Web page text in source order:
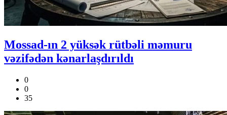
Mossad-ın 2 yüksək rütbəli məmuru
vəzifədən kənarlaşdırıldı
0
0
35